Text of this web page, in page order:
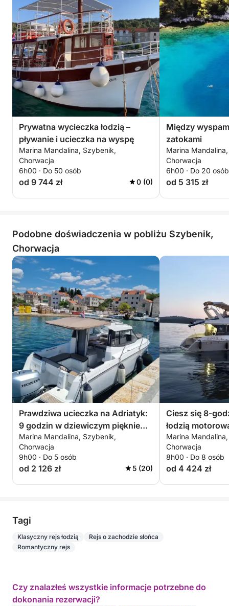
Prywatna wycieczka łodzią –
pływanie i ucieczka na wyspę
Marina Mandalina, Szybenik,
Chorwacja
6h00 · Do 50 osób
od 9 744 zł 0 (0)
Między
zatokami
Marina
Chorwacja
6h00 · Do 20 osób
od 5 315 zł
Podobne doświadczenia w pobliżu Szybenik,
Chorwacja
Prawdziwa ucieczka na Adriatyk:
9 godzin w dziewiczym pięknie
Szybenika
Marina Mandalina, Szybenik,
Chorwacja
9h00 · Do 5 osób
od 2 126 zł 5 (20)
Ciesz się 8-
łodzią
Marina
Chorwacja
8h00 · Do 8 osób
od 4 424 zł
Tagi
Klasyczny rejs łodzią
Rejs o zachodzie słońca
Romantyczny rejs
Czy znalazłeś wszystkie informacje potrzebne do
dokonania rezerwacji?